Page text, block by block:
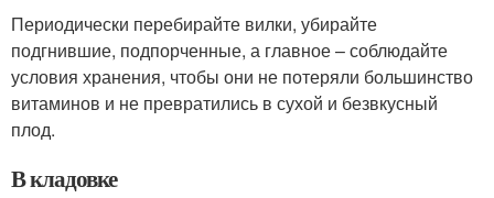
Периодически перебирайте вилки, убирайте
подгнившие, подпорченные, а главное – соблюдайте
условия хранения, чтобы они не потеряли большинство
витаминов и не превратились в сухой и безвкусный
плод.
В кладовке